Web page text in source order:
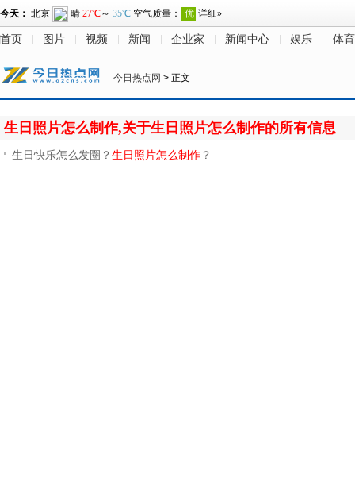
首页 图片 视频 新闻 企业家 新闻中心 娱乐 体育
今日热点网 > 正文
生日照片怎么制作,关于生日照片怎么制作的所有信息
生日快乐怎么发圈？生日照片怎么制作 ？